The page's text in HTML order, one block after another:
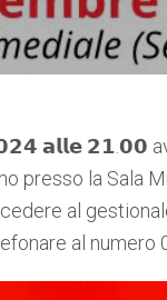
𝗮𝗹𝗹𝗲 𝟮𝟭.𝟬𝟬
presso la Sala
al
al numero